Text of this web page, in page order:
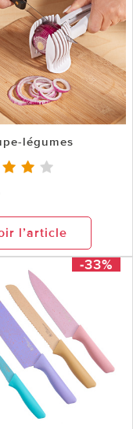
légumes
l’article
-33%